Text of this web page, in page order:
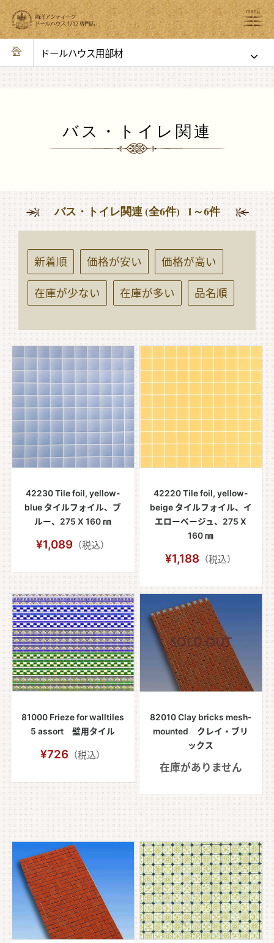
ドールハウス用部材
バス・トイレ関連
バス・トイレ関連 (全6件) 1～6件
新着順 価格が安い 価格が高い
在庫が少ない 在庫が多い 品名順
42230 Tile foil, yellow-
blue タイルフォイル、ブ
ルー、275 X 160 ㎜
¥1,089 （税込）
42220 Tile foil, yellow-
beige タイルフォイル、イ
エローベージュ、275 X
160 ㎜
¥1,188 （税込）
81000 Frieze for walltiles
5 assort 壁用タイル
¥726 （税込）
82010 Clay bricks mesh-
mounted クレイ・ブリ
ックス
在庫がありません